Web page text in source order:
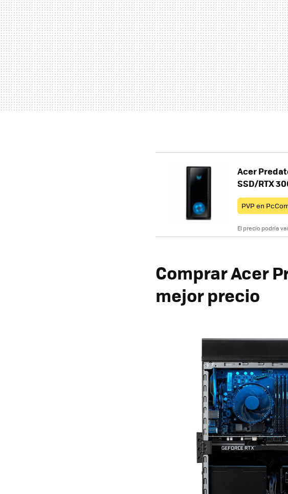
Acer
SSD/RTX
PVP en
El precio podría
ComprarAcer
mejor precio